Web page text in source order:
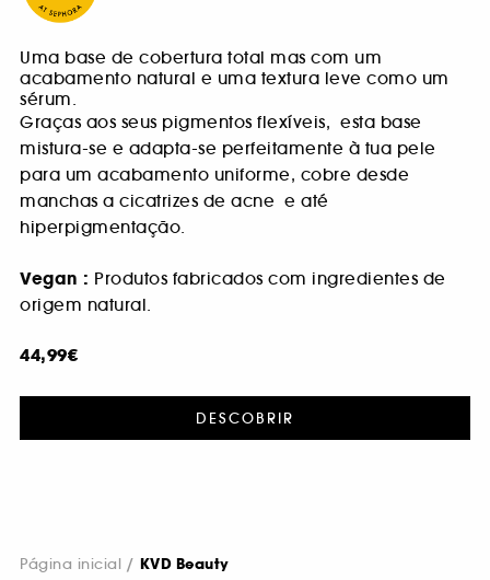
Uma base de cobertura total mas com um
acabamento natural e uma textura leve como um
sérum.
Graças aos seus pigmentos flexíveis, esta base
mistura-se e adapta-se perfeitamente à tua pele
para um acabamento uniforme, cobre desde
manchas a cicatrizes de acne e até
hiperpigmentação.
Vegan : Produtos fabricados com ingredientes de
origem natural.
44,99€
DESCOBRIR
Página inicial KVD Beauty